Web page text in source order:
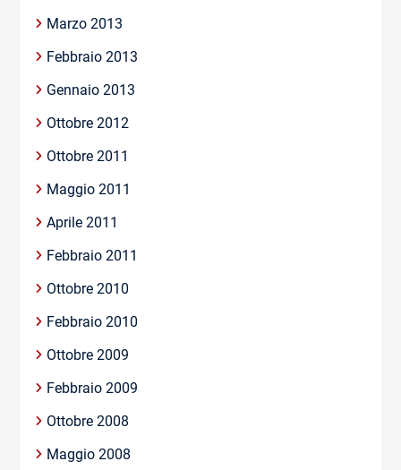
Marzo 2013
Febbraio 2013
Gennaio 2013
Ottobre 2012
Ottobre 2011
Maggio 2011
Aprile 2011
Febbraio 2011
Ottobre 2010
Febbraio 2010
Ottobre 2009
Febbraio 2009
Ottobre 2008
Maggio 2008